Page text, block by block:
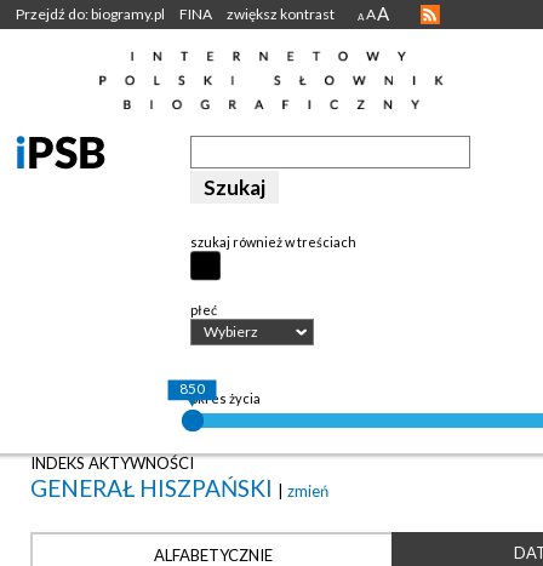
Przejdź do: biogramy.pl FINA zwiększ kontrast A AA
szukaj również w treściach
płeć
Wybierz
okres życia
850
INDEKS AKTYWNOŚCI
GENERAŁ HISZPAŃSKI | zmień
ALFABETYCZNIE